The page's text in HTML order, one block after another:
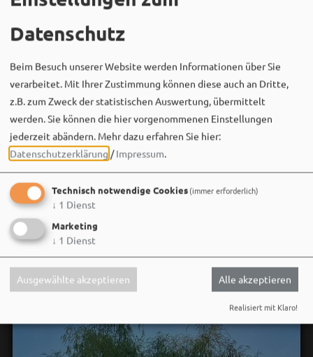
Bergwaldtheater
06. August um 18:08 via Facebook
Sei wie Luisa & Chiara!
Komm am 08.08. ins Bergwaldtheater und hol dir deinen
neuen Ohrwurm. 🎤✨
Gute Musik, beste Stimmung und ein Sommerabend,
der im Kopf bleibt. 🌿🎵
Datenschutz
Beim Besuch unserer Website werden Informationen über Sie
verarbeitet. Mit Ihrer Zustimmung können diese auch an Dritte,
z.B. zum Zweck der statistischen Auswertung, übermittelt
werden. Sie können die hier vorgenommenen Einstellungen
jederzeit abändern. Mehr dazu erfahren Sie hier:
Datenschutzerklärung /Impressum.
Technisch notwendige Cookies(immer erforderlich)
↓ 1 Dienst
Marketing
↓ 1 Dienst
Ausgewählte akzeptieren Alle akzeptieren
Realisiert mit Klaro!